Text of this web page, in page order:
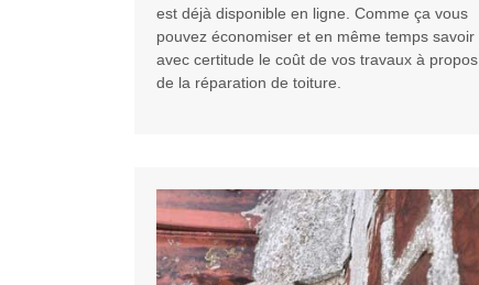
est déjà disponible en ligne. Comme ça vous
pouvez économiser et en même temps savoir
avec certitude le coût de vos travaux à propos
de la réparation de toiture.